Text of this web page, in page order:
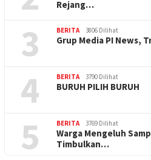
Rejang…
3 BERITA 3806 Dilihat
Grup Media PI News,
4 BERITA 3790 Dilihat
BURUH PILIH BURUH
5 BERITA 3769 Dilihat
Warga Mengeluh
Timbulkan…